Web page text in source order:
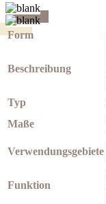
Form
Beschreibung
Typ
Maße
Verwendungsgebiete
Funktion